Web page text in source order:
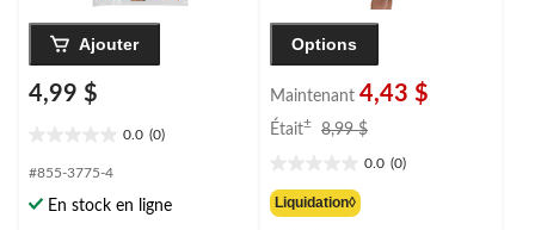
Ajouter
4,99 $
0.0 (0)
étoile(s)
5.
#855-3775-4
En stock en ligne
Options
Maintenant 4,43 $
Était± 8,99 $
8,99 $
0.0 (0)
étoile(s)
sur
Liquidation◊